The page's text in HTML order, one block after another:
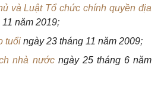
và Luật Tổ chức chính quyền địa
năm 2019;
tuổi ngày 23 tháng 11 năm 2009;
nhà nước ngày 25 tháng 6 năm